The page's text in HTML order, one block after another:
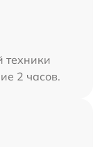
техники
2 часов.